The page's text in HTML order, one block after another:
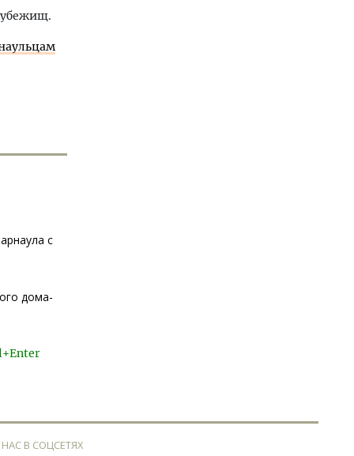
с
дома-
В СОЦСЕТЯХ